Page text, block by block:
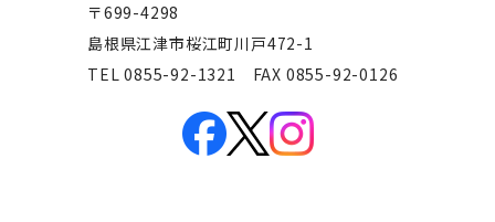
〒699-4298
島根県江津市桜江町川戸472-1
TEL 0855-92-1321 FAX 0855-92-0126